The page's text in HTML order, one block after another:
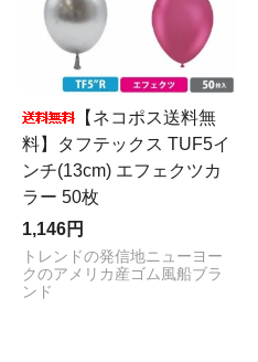
【ネコポス送料無
料】タフテックス TUF5イ
ンチ(13cm) エフェクツカ
ラー 50枚
1,146円
トレンドの発信地ニューヨー
クのアメリカ産ゴム風船ブラ
ンド